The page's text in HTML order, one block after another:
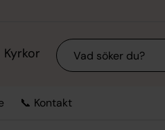
Kyrkor Sök
📞 Kontakt